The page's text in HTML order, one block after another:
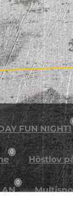
FUN NIGHT!
0
Höstlov
0